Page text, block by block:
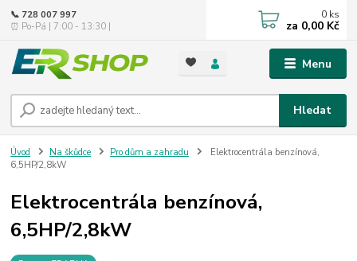
Menu
Hledat
📞 728 007 997
⏰ Po-Pá | 7:00 - 13:30 |
0 ks
za 0,00 Kč
Úvod Na škůdce Pro dům a zahradu
Elektrocentrála benzínová,
6,5HP/2,8kW
Elektrocentrála benzínová,
6,5HP/2,8kW